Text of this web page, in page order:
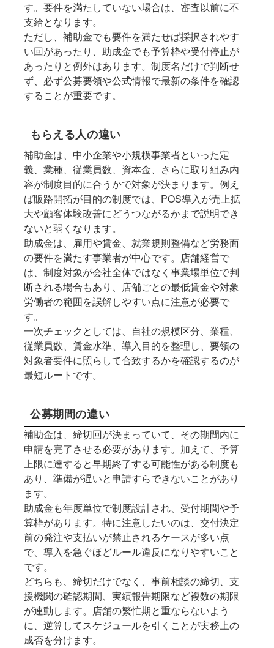
す。要件を満たしていない場合は、審査以前に不
支給となります。
ただし、補助金でも要件を満たせば採択されやす
い回があったり、助成金でも予算枠や受付停止が
あったりと例外はあります。制度名だけで判断せ
ず、必ず公募要領や公式情報で最新の条件を確認
することが重要です。
もらえる人の違い
補助金は、中小企業や小規模事業者といった定
義、業種、従業員数、資本金、さらに取り組み内
容が制度目的に合うかで対象が決まります。例え
ば販路開拓が目的の制度では、POS導入が売上拡
大や顧客体験改善にどうつながるかまで説明でき
ないと弱くなります。
助成金は、雇用や賃金、就業規則整備など労務面
の要件を満たす事業者が中心です。店舗経営で
は、制度対象が会社全体ではなく事業場単位で判
断される場合もあり、店舗ごとの最低賃金や対象
労働者の範囲を誤解しやすい点に注意が必要で
す。
一次チェックとしては、自社の規模区分、業種、
従業員数、賃金水準、導入目的を整理し、要領の
対象者要件に照らして合致するかを確認するのが
最短ルートです。
公募期間の違い
補助金は、締切回が決まっていて、その期間内に
申請を完了させる必要があります。加えて、予算
上限に達すると早期終了する可能性がある制度も
あり、準備が遅いと申請すらできないことがあり
ます。
助成金も年度単位で制度設計され、受付期間や予
算枠があります。特に注意したいのは、交付決定
前の発注や支払いが禁止されるケースが多い点
で、導入を急ぐほどルール違反になりやすいこと
です。
どちらも、締切だけでなく、事前相談の締切、支
援機関の確認期間、実績報告期限など複数の期限
が連動します。店舗の繁忙期と重ならないよう
に、逆算してスケジュールを引くことが実務上の
成否を分けます。